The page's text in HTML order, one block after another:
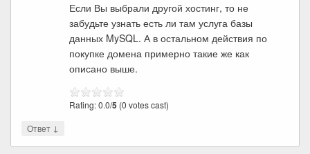
Если Вы выбрали другой хостинг, то не
забудьте узнать есть ли там услуга базы
данных MySQL. А в остальном действия по
покупке домена примерно такие же как
описано выше.
Rating: 0.0/5 (0 votes cast)
Ответ ↓